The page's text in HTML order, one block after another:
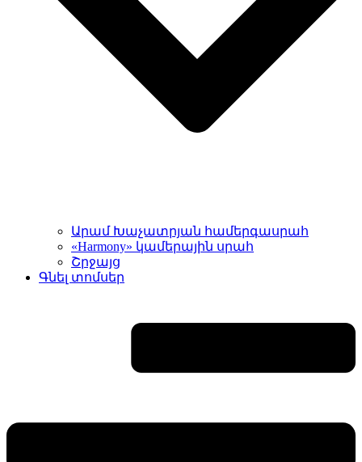
Արամ Խաչատրյան համերգասրահ
«Harmony» կամերային սրահ
Շրջայց
Գնել տոմսեր